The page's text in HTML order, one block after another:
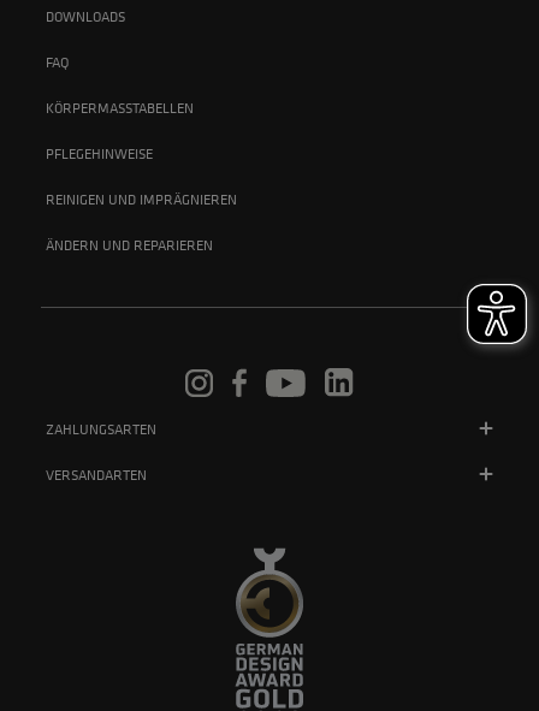
DOWNLOADS
FAQ
KÖRPERMASSTABELLEN
PFLEGEHINWEISE
REINIGEN UND IMPRÄGNIEREN
ÄNDERN UND REPARIEREN
ZAHLUNGSARTEN
VERSANDARTEN